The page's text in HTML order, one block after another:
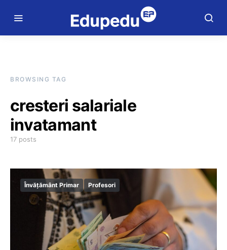
BROWSING TAG
cresteri salariale
invatamant
17 posts
Învățământ Primar Profesori